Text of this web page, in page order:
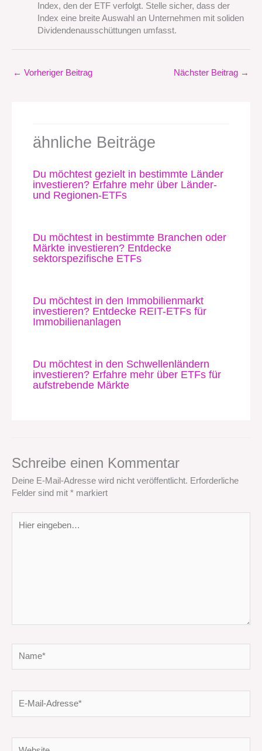
Index, den der ETF verfolgt. Stelle sicher, dass der
Index eine breite Auswahl an Unternehmen mit soliden
Dividendenausschüttungen umfasst.
← Vorheriger Beitrag Nächster Beitrag →
ähnliche Beiträge
Du möchtest gezielt in bestimmte Länder
investieren? Erfahre mehr über Länder-
und Regionen-ETFs
Du möchtest in bestimmte Branchen oder
Märkte investieren? Entdecke
sektorspezifische ETFs
Du möchtest in den Immobilienmarkt
investieren? Entdecke REIT-ETFs für
Immobilienanlagen
Du möchtest in den Schwellenländern
investieren? Erfahre mehr über ETFs für
aufstrebende Märkte
Schreibe einen Kommentar
Deine E-Mail-Adresse wird nicht veröffentlicht. Erforderliche
Felder sind mit * markiert
eingeben…
Mail-